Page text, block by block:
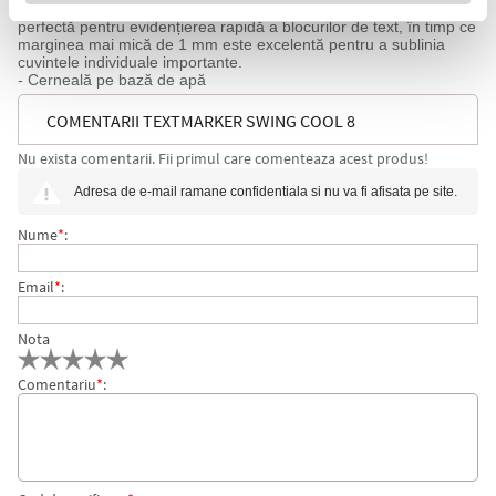
- 2 lățimi de linie: 1 mm și 4 mm - marginea groasă de 4 mm este
perfectă pentru evidențierea rapidă a blocurilor de text, în timp ce
marginea mai mică de 1 mm este excelentă pentru a sublinia
cuvintele individuale importante.
- Cerneală pe bază de apă
COMENTARII TEXTMARKER SWING COOL 8
CULORI/BLISTER STABILO
Nu exista comentarii. Fii primul care comenteaza acest produs!
Adresa de e-mail ramane confidentiala si nu va fi afisata pe site.
Nume*:
Email*:
Nota
Comentariu*: